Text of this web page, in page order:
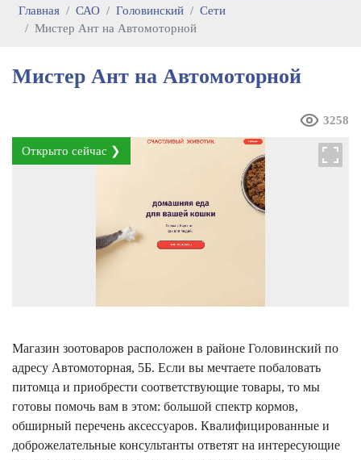
Главная САО Головинский
Сети
Мистер Ант на Автомоторной
Мистер Ант на Автомоторной
3258
Открыто сейчас ❯
Магазин зоотоваров расположен в районе Головинский по
адресу Автомоторная, 5Б. Если вы мечтаете побаловать
питомца и приобрести соответствующие товары, то мы
готовы помочь вам в этом: большой спектр кормов,
обширный перечень аксессуаров. Квалифицированные и
доброжелательные консультанты ответят на интересующие